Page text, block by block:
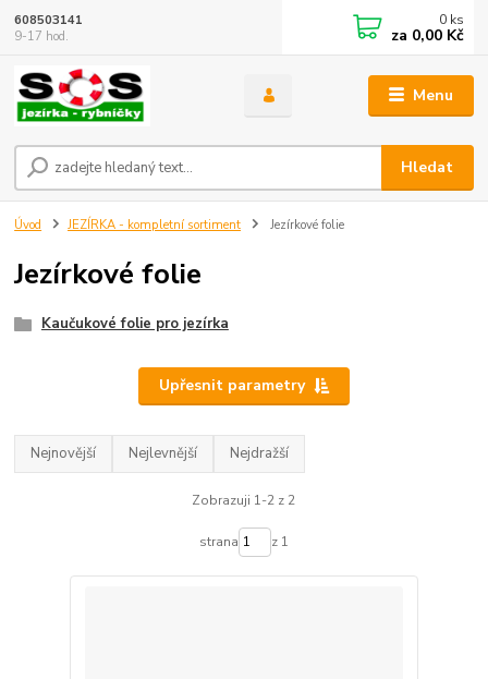
Menu
Hledat
608503141
9-17 hod.
0 ks
za 0,00 Kč
Úvod JEZÍRKA - kompletní sortiment Jezírkové folie
Jezírkové folie
Kaučukové folie pro jezírka
Upřesnit parametry
Nejnovější Nejlevnější Nejdražší
Zobrazuji 1-2 z 2
strana z 1